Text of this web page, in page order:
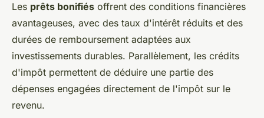
Les prêts bonifiés offrent des conditions financières
avantageuses, avec des taux d'intérêt réduits et des
durées de remboursement adaptées aux
investissements durables. Parallèlement, les crédits
d'impôt permettent de déduire une partie des
dépenses engagées directement de l'impôt sur le
revenu.